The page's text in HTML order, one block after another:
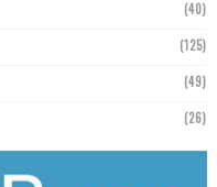
(40)
(125)
(49)
(26)